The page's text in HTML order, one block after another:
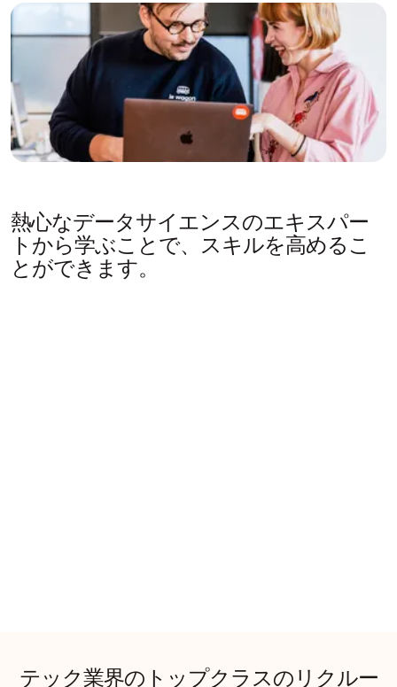
熱心なデータサイエンスのエキスパー
トから学ぶことで、スキルを高めるこ
とができます。
テック業界のトップクラスのリクルー